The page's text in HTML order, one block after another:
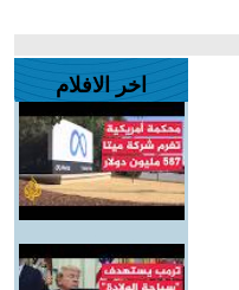
اخر الافلام